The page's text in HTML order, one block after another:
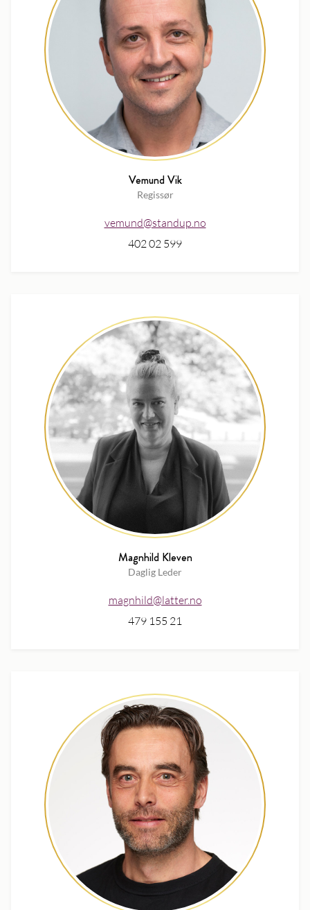
Vemund Vik
Regissør
vemund@standup.no
402 02 599
Magnhild Kleven
Daglig Leder
magnhild@latter.no
479 155 21